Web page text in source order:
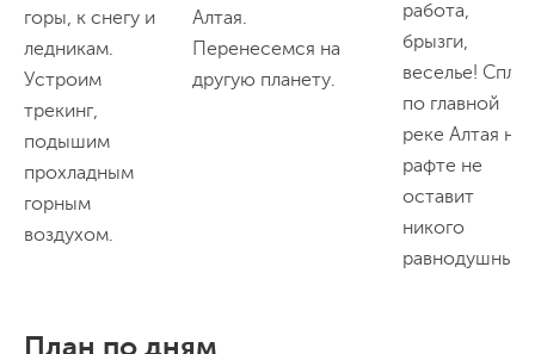
горы, к снегу и
ледникам.
Устроим
трекинг,
подышим
прохладным
горным
воздухом.
Алтая.
Перенесемся на
другую планету.
работа,
брызги,
веселье! Сплав
по главной
реке Алтая на
рафте не
оставит
никого
равнодушным.
План по дням